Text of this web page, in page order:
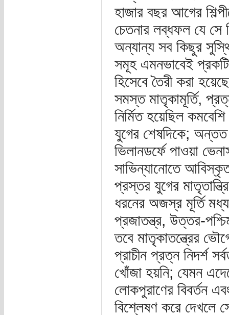
হাজার বছর আগের
চেতনার লব্ধফল যে
অন্যান্য সব কিছুর
সমূহ এমনভাবেই
হিসেবে তৈরী করা
সমস্ত মাতৃকামূর্তি,
নির্মিত হয়েছিল
যুগের শেষদিকে; অন্তত
ভিলানডর্ফে পাওয়া
সাভিন্যানোতে
প্রস্তর যুগের
ধরনের অজস্র মূর্তি
প্রজাতন্ত্র, উত্তর-
তবে মাতৃকাতন্ত্রের
প্রাচীন প্রত্ন নিদর্শ
খোঁজা হয়নি; যেমন
লোকপুরাণের বিবর্তন
বিশ্লেষণ করে দেখলে